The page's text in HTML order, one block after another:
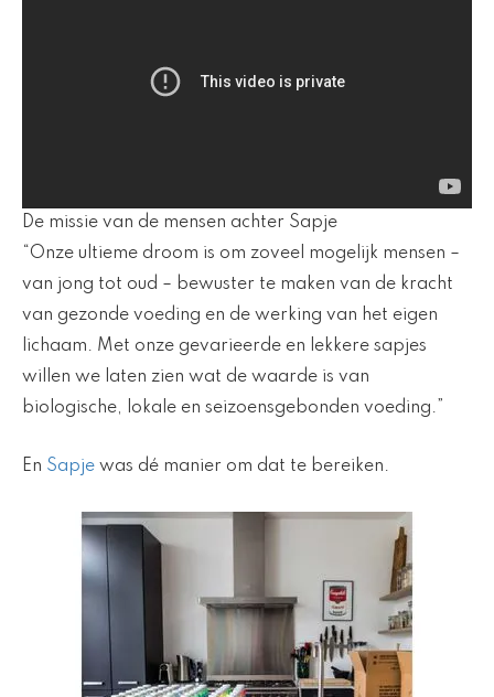
De missie van de mensen achter Sapje
“Onze ultieme droom is om zoveel mogelijk mensen –
van jong tot oud – bewuster te maken van de kracht
van gezonde voeding en de werking van het eigen
lichaam. Met onze gevarieerde en lekkere sapjes
willen we laten zien wat de waarde is van
biologische, lokale en seizoensgebonden voeding.”
En Sapje was dé manier om dat te bereiken.